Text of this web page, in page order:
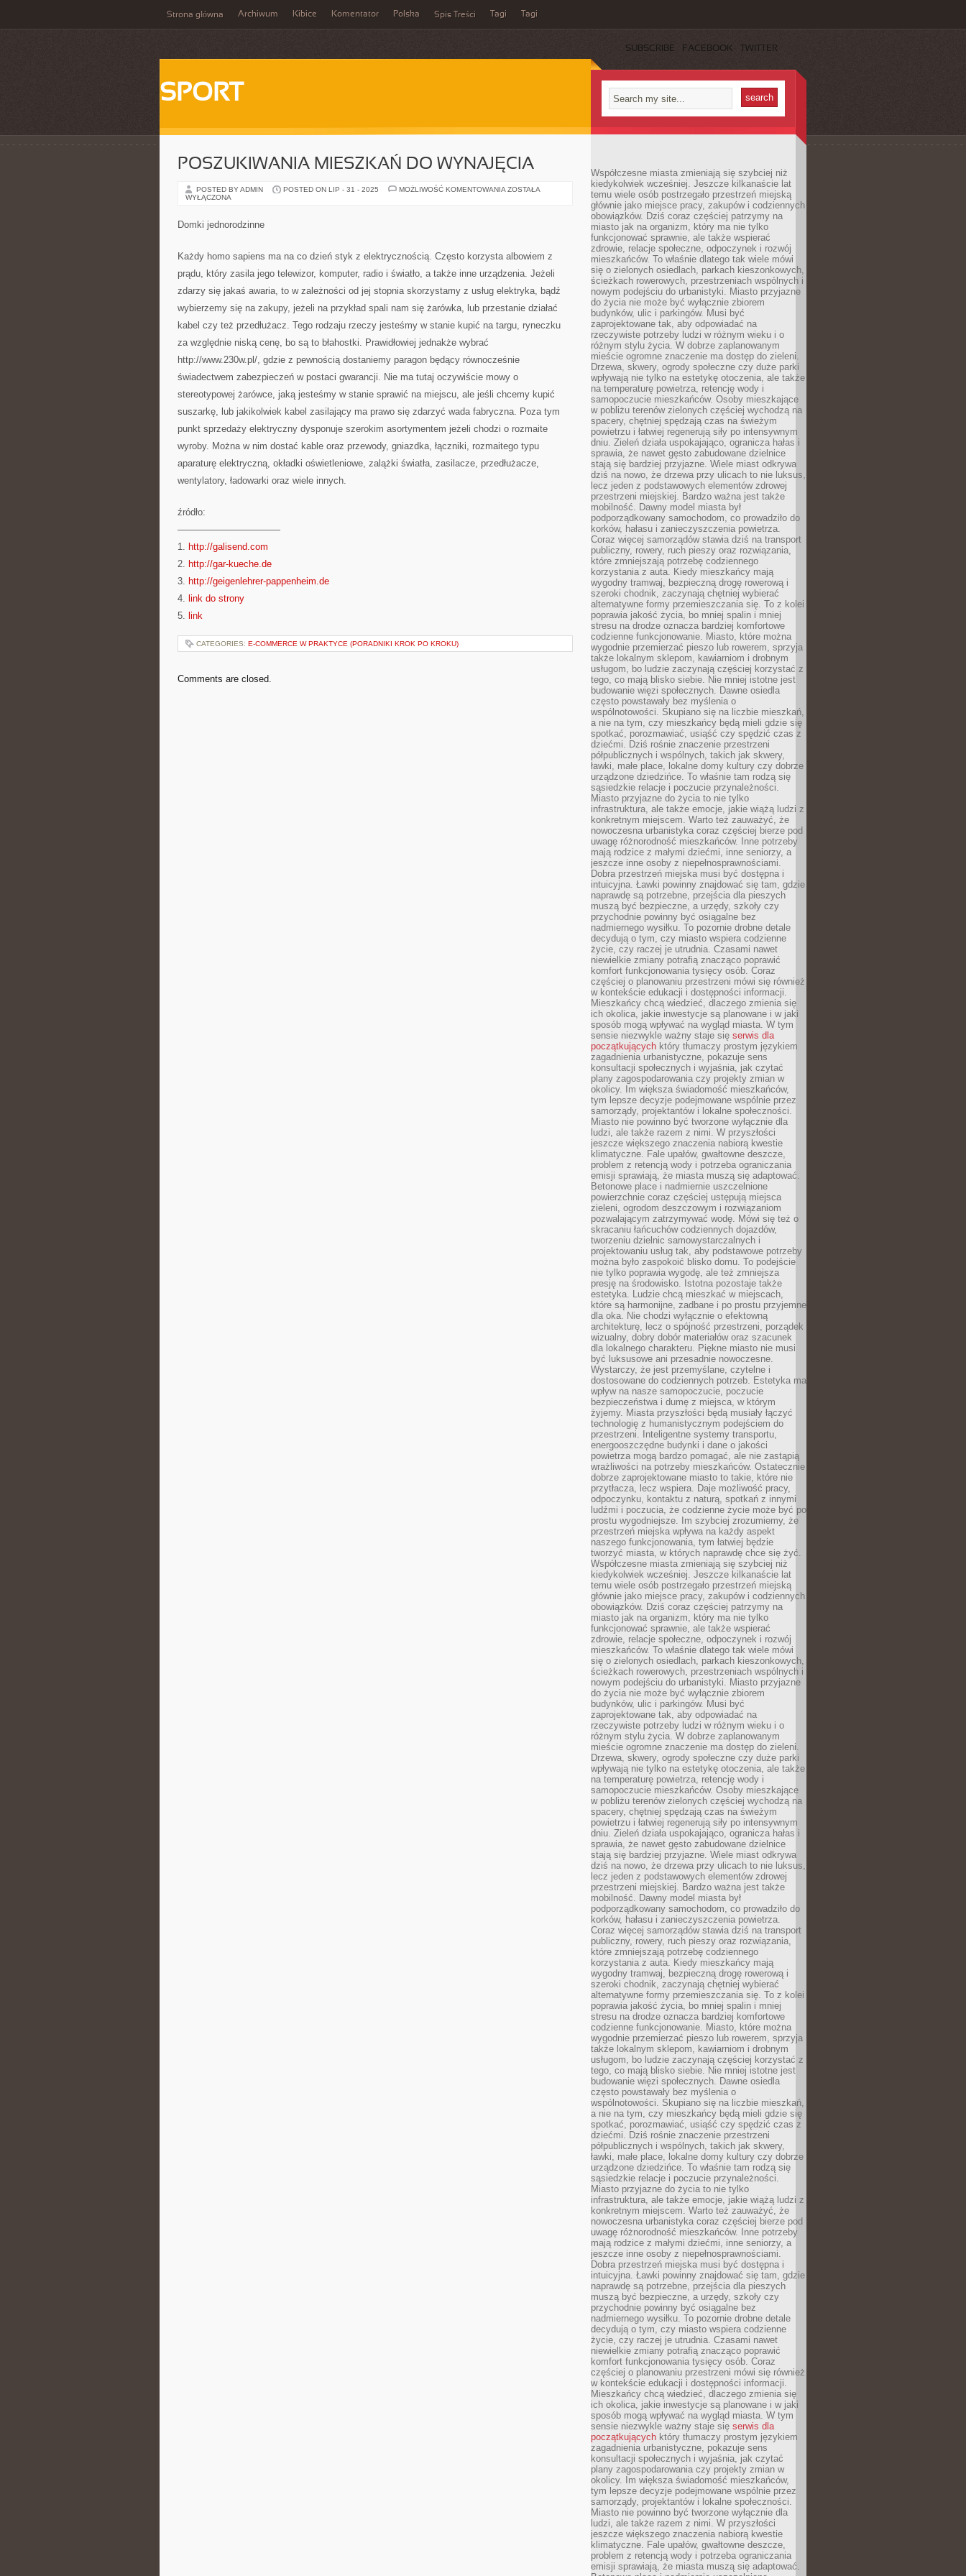
Strona główna Archiwum Kibice Komentator Polska Spis Treści Tagi Tagi
SUBSCRIBE FACEBOOK TWITTER
SPORT
POSZUKIWANIA MIESZKAŃ DO WYNAJĘCIA
POSTED BY ADMIN POSTED ON LIP - 31 - 2025 MOŻLIWOŚĆ KOMENTOWANIA POSZUKIWANIA
ZOSTAŁA
WYŁĄCZONA
Domki jednorodzinne
Każdy homo sapiens ma na co dzień styk z elektrycznością. Często korzysta albowiem z
prądu, który zasila jego telewizor, komputer, radio i światło, a także inne urządzenia. Jeżeli
zdarzy się jakaś awaria, to w zależności od jej stopnia skorzystamy z usług elektryka, bądź
wybierzemy się na zakupy, jeżeli na przykład spali nam się żarówka, lub przestanie działać
kabel czy też przedłużacz. Tego rodzaju rzeczy jesteśmy w stanie kupić na targu, ryneczku
za względnie niską cenę, bo są to błahostki. Prawidłowiej jednakże wybrać
http://www.230w.pl/, gdzie z pewnością dostaniemy paragon będący równocześnie
świadectwem zabezpieczeń w postaci gwarancji. Nie ma tutaj oczywiście mowy o
stereotypowej żarówce, jaką jesteśmy w stanie sprawić na miejscu, ale jeśli chcemy kupić
suszarkę, lub jakikolwiek kabel zasilający ma prawo się zdarzyć wada fabryczna. Poza tym
punkt sprzedaży elektryczny dysponuje szerokim asortymentem jeżeli chodzi o rozmaite
wyroby. Można w nim dostać kable oraz przewody, gniazdka, łączniki, rozmaitego typu
aparaturę elektryczną, okładki oświetleniowe, zalążki światła, zasilacze, przedłużacze,
wentylatory, ładowarki oraz wiele innych.
źródło:
———————————
1. http://galisend.com
2. http://gar-kueche.de
3. http://geigenlehrer-pappenheim.de
4. link do strony
5. link
CATEGORIES: E-COMMERCE W PRAKTYCE (PORADNIKI KROK PO KROKU)
Comments are closed.
Współczesne miasta zmieniają się szybciej niż
kiedykolwiek wcześniej. Jeszcze kilkanaście lat
temu wiele osób postrzegało przestrzeń miejską
głównie jako miejsce pracy, zakupów i codziennych
obowiązków. Dziś coraz częściej patrzymy na
miasto jak na organizm, który ma nie tylko
funkcjonować sprawnie, ale także wspierać
zdrowie, relacje społeczne, odpoczynek i rozwój
mieszkańców. To właśnie dlatego tak wiele mówi
się o zielonych osiedlach, parkach kieszonkowych,
ścieżkach rowerowych, przestrzeniach wspólnych i
nowym podejściu do urbanistyki. Miasto przyjazne
do życia nie może być wyłącznie zbiorem
budynków, ulic i parkingów. Musi być
zaprojektowane tak, aby odpowiadać na
rzeczywiste potrzeby ludzi w różnym wieku i o
różnym stylu życia. W dobrze zaplanowanym
mieście ogromne znaczenie ma dostęp do zieleni.
Drzewa, skwery, ogrody społeczne czy duże parki
wpływają nie tylko na estetykę otoczenia, ale także
na temperaturę powietrza, retencję wody i
samopoczucie mieszkańców. Osoby mieszkające
w pobliżu terenów zielonych częściej wychodzą na
spacery, chętniej spędzają czas na świeżym
powietrzu i łatwiej regenerują siły po intensywnym
dniu. Zieleń działa uspokajająco, ogranicza hałas i
sprawia, że nawet gęsto zabudowane dzielnice
stają się bardziej przyjazne. Wiele miast odkrywa
dziś na nowo, że drzewa przy ulicach to nie luksus,
lecz jeden z podstawowych elementów zdrowej
przestrzeni miejskiej. Bardzo ważna jest także
mobilność. Dawny model miasta był
podporządkowany samochodom, co prowadziło do
korków, hałasu i zanieczyszczenia powietrza.
Coraz więcej samorządów stawia dziś na transport
publiczny, rowery, ruch pieszy oraz rozwiązania,
które zmniejszają potrzebę codziennego
korzystania z auta. Kiedy mieszkańcy mają
wygodny tramwaj, bezpieczną drogę rowerową i
szeroki chodnik, zaczynają chętniej wybierać
alternatywne formy przemieszczania się. To z kolei
poprawia jakość życia, bo mniej spalin i mniej
stresu na drodze oznacza bardziej komfortowe
codzienne funkcjonowanie. Miasto, które można
wygodnie przemierzać pieszo lub rowerem, sprzyja
także lokalnym sklepom, kawiarniom i drobnym
usługom, bo ludzie zaczynają częściej korzystać z
tego, co mają blisko siebie. Nie mniej istotne jest
budowanie więzi społecznych. Dawne osiedla
często powstawały bez myślenia o
wspólnotowości. Skupiano się na liczbie mieszkań,
a nie na tym, czy mieszkańcy będą mieli gdzie się
spotkać, porozmawiać, usiąść czy spędzić czas z
dziećmi. Dziś rośnie znaczenie przestrzeni
półpublicznych i wspólnych, takich jak skwery,
ławki, małe place, lokalne domy kultury czy dobrze
urządzone dziedzińce. To właśnie tam rodzą się
sąsiedzkie relacje i poczucie przynależności.
Miasto przyjazne do życia to nie tylko
infrastruktura, ale także emocje, jakie wiążą ludzi z
konkretnym miejscem. Warto też zauważyć, że
nowoczesna urbanistyka coraz częściej bierze pod
uwagę różnorodność mieszkańców. Inne potrzeby
mają rodzice z małymi dziećmi, inne seniorzy, a
jeszcze inne osoby z niepełnosprawnościami.
Dobra przestrzeń miejska musi być dostępna i
intuicyjna. Ławki powinny znajdować się tam, gdzie
naprawdę są potrzebne, przejścia dla pieszych
muszą być bezpieczne, a urzędy, szkoły czy
przychodnie powinny być osiągalne bez
nadmiernego wysiłku. To pozornie drobne detale
decydują o tym, czy miasto wspiera codzienne
życie, czy raczej je utrudnia. Czasami nawet
niewielkie zmiany potrafią znacząco poprawić
komfort funkcjonowania tysięcy osób. Coraz
częściej o planowaniu przestrzeni mówi się również
w kontekście edukacji i dostępności informacji.
Mieszkańcy chcą wiedzieć, dlaczego zmienia się
ich okolica, jakie inwestycje są planowane i w jaki
sposób mogą wpływać na wygląd miasta. W tym
sensie niezwykle ważny staje się serwis dla
początkujących który tłumaczy prostym językiem
zagadnienia urbanistyczne, pokazuje sens
konsultacji społecznych i wyjaśnia, jak czytać
plany zagospodarowania czy projekty zmian w
okolicy. Im większa świadomość mieszkańców,
tym lepsze decyzje podejmowane wspólnie przez
samorządy, projektantów i lokalne społeczności.
Miasto nie powinno być tworzone wyłącznie dla
ludzi, ale także razem z nimi. W przyszłości
jeszcze większego znaczenia nabiorą kwestie
klimatyczne. Fale upałów, gwałtowne deszcze,
problem z retencją wody i potrzeba ograniczania
emisji sprawiają, że miasta muszą się adaptować.
Betonowe place i nadmiernie uszczelnione
powierzchnie coraz częściej ustępują miejsca
zieleni, ogrodom deszczowym i rozwiązaniom
pozwalającym zatrzymywać wodę. Mówi się też o
skracaniu łańcuchów codziennych dojazdów,
tworzeniu dzielnic samowystarczalnych i
projektowaniu usług tak, aby podstawowe potrzeby
można było zaspokoić blisko domu. To podejście
nie tylko poprawia wygodę, ale też zmniejsza
presję na środowisko. Istotna pozostaje także
estetyka. Ludzie chcą mieszkać w miejscach,
które są harmonijne, zadbane i po prostu przyjemne
dla oka. Nie chodzi wyłącznie o efektowną
architekturę, lecz o spójność przestrzeni, porządek
wizualny, dobry dobór materiałów oraz szacunek
dla lokalnego charakteru. Piękne miasto nie musi
być luksusowe ani przesadnie nowoczesne.
Wystarczy, że jest przemyślane, czytelne i
dostosowane do codziennych potrzeb. Estetyka ma
wpływ na nasze samopoczucie, poczucie
bezpieczeństwa i dumę z miejsca, w którym
żyjemy. Miasta przyszłości będą musiały łączyć
technologię z humanistycznym podejściem do
przestrzeni. Inteligentne systemy transportu,
energooszczędne budynki i dane o jakości
powietrza mogą bardzo pomagać, ale nie zastąpią
wrażliwości na potrzeby mieszkańców. Ostatecznie
dobrze zaprojektowane miasto to takie, które nie
przytłacza, lecz wspiera. Daje możliwość pracy,
odpoczynku, kontaktu z naturą, spotkań z innymi
ludźmi i poczucia, że codzienne życie może być po
prostu wygodniejsze. Im szybciej zrozumiemy, że
przestrzeń miejska wpływa na każdy aspekt
naszego funkcjonowania, tym łatwiej będzie
tworzyć miasta, w których naprawdę chce się żyć.
Współczesne miasta zmieniają się szybciej niż
kiedykolwiek wcześniej. Jeszcze kilkanaście lat
temu wiele osób postrzegało przestrzeń miejską
głównie jako miejsce pracy, zakupów i codziennych
obowiązków. Dziś coraz częściej patrzymy na
miasto jak na organizm, który ma nie tylko
funkcjonować sprawnie, ale także wspierać
zdrowie, relacje społeczne, odpoczynek i rozwój
mieszkańców. To właśnie dlatego tak wiele mówi
się o zielonych osiedlach, parkach kieszonkowych,
ścieżkach rowerowych, przestrzeniach wspólnych i
nowym podejściu do urbanistyki. Miasto przyjazne
do życia nie może być wyłącznie zbiorem
budynków, ulic i parkingów. Musi być
zaprojektowane tak, aby odpowiadać na
rzeczywiste potrzeby ludzi w różnym wieku i o
różnym stylu życia. W dobrze zaplanowanym
mieście ogromne znaczenie ma dostęp do zieleni.
Drzewa, skwery, ogrody społeczne czy duże parki
wpływają nie tylko na estetykę otoczenia, ale także
na temperaturę powietrza, retencję wody i
samopoczucie mieszkańców. Osoby mieszkające
w pobliżu terenów zielonych częściej wychodzą na
spacery, chętniej spędzają czas na świeżym
powietrzu i łatwiej regenerują siły po intensywnym
dniu. Zieleń działa uspokajająco, ogranicza hałas i
sprawia, że nawet gęsto zabudowane dzielnice
stają się bardziej przyjazne. Wiele miast odkrywa
dziś na nowo, że drzewa przy ulicach to nie luksus,
lecz jeden z podstawowych elementów zdrowej
przestrzeni miejskiej. Bardzo ważna jest także
mobilność. Dawny model miasta był
podporządkowany samochodom, co prowadziło do
korków, hałasu i zanieczyszczenia powietrza.
Coraz więcej samorządów stawia dziś na transport
publiczny, rowery, ruch pieszy oraz rozwiązania,
które zmniejszają potrzebę codziennego
korzystania z auta. Kiedy mieszkańcy mają
wygodny tramwaj, bezpieczną drogę rowerową i
szeroki chodnik, zaczynają chętniej wybierać
alternatywne formy przemieszczania się. To z kolei
poprawia jakość życia, bo mniej spalin i mniej
stresu na drodze oznacza bardziej komfortowe
codzienne funkcjonowanie. Miasto, które można
wygodnie przemierzać pieszo lub rowerem, sprzyja
także lokalnym sklepom, kawiarniom i drobnym
usługom, bo ludzie zaczynają częściej korzystać z
tego, co mają blisko siebie. Nie mniej istotne jest
budowanie więzi społecznych. Dawne osiedla
często powstawały bez myślenia o
wspólnotowości. Skupiano się na liczbie mieszkań,
a nie na tym, czy mieszkańcy będą mieli gdzie się
spotkać, porozmawiać, usiąść czy spędzić czas z
dziećmi. Dziś rośnie znaczenie przestrzeni
półpublicznych i wspólnych, takich jak skwery,
ławki, małe place, lokalne domy kultury czy dobrze
urządzone dziedzińce. To właśnie tam rodzą się
sąsiedzkie relacje i poczucie przynależności.
Miasto przyjazne do życia to nie tylko
infrastruktura, ale także emocje, jakie wiążą ludzi z
konkretnym miejscem. Warto też zauważyć, że
nowoczesna urbanistyka coraz częściej bierze pod
uwagę różnorodność mieszkańców. Inne potrzeby
mają rodzice z małymi dziećmi, inne seniorzy, a
jeszcze inne osoby z niepełnosprawnościami.
Dobra przestrzeń miejska musi być dostępna i
intuicyjna. Ławki powinny znajdować się tam, gdzie
naprawdę są potrzebne, przejścia dla pieszych
muszą być bezpieczne, a urzędy, szkoły czy
przychodnie powinny być osiągalne bez
nadmiernego wysiłku. To pozornie drobne detale
decydują o tym, czy miasto wspiera codzienne
życie, czy raczej je utrudnia. Czasami nawet
niewielkie zmiany potrafią znacząco poprawić
komfort funkcjonowania tysięcy osób. Coraz
częściej o planowaniu przestrzeni mówi się również
w kontekście edukacji i dostępności informacji.
Mieszkańcy chcą wiedzieć, dlaczego zmienia się
ich okolica, jakie inwestycje są planowane i w jaki
sposób mogą wpływać na wygląd miasta. W tym
sensie niezwykle ważny staje się serwis dla
początkujących który tłumaczy prostym językiem
zagadnienia urbanistyczne, pokazuje sens
konsultacji społecznych i wyjaśnia, jak czytać
plany zagospodarowania czy projekty zmian w
okolicy. Im większa świadomość mieszkańców,
tym lepsze decyzje podejmowane wspólnie przez
samorządy, projektantów i lokalne społeczności.
Miasto nie powinno być tworzone wyłącznie dla
ludzi, ale także razem z nimi. W przyszłości
jeszcze większego znaczenia nabiorą kwestie
klimatyczne. Fale upałów, gwałtowne deszcze,
problem z retencją wody i potrzeba ograniczania
emisji sprawiają, że miasta muszą się adaptować.